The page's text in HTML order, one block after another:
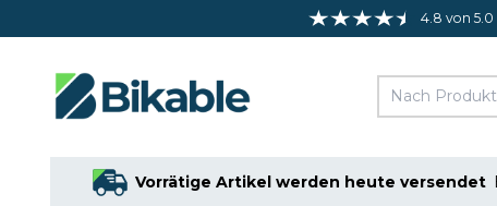
4.8 von 5.0
Vorrätige Artikel werden heute versendet